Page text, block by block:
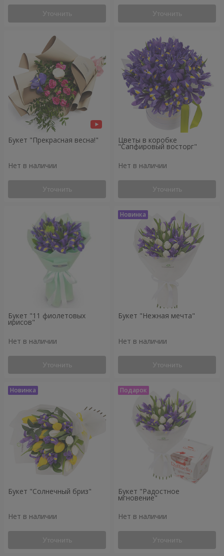
Уточнить Уточнить
Букет "Прекрасная весна!"
Нет в наличии
Уточнить
Цветы в коробке
"Сапфировый восторг"
Нет в наличии
Уточнить
Букет "11 фиолетовых
ирисов"
Нет в наличии
Уточнить
Букет "Нежная мечта"
Нет в наличии
Уточнить
Букет "Солнечный бриз"
Нет в наличии
Уточнить
Букет "Радостное
мгновение"
Нет в наличии
Уточнить